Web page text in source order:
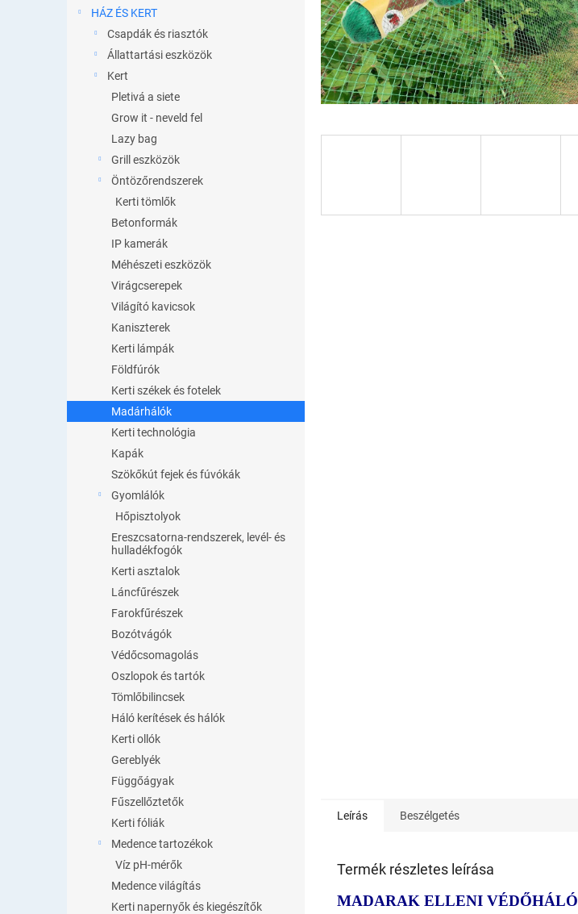
HÁZ ÉS KERT
Csapdák és riasztók
Állattartási eszközök
Kert
Pletivá a siete
Grow it - neveld fel
Lazy bag
Grill eszközök
Öntözőrendszerek
Kerti tömlők
Betonformák
IP kamerák
Méhészeti eszközök
Virágcserepek
Világító kavicsok
Kaniszterek
Kerti lámpák
Földfúrók
Kerti székek és fotelek
Madárhálók
Kerti technológia
Kapák
Szökőkút fejek és fúvókák
Gyomlálók
Hőpisztolyok
Ereszcsatorna-rendszerek, levél- és
hulladékfogók
Kerti asztalok
Láncfűrészek
Farokfűrészek
Bozótvágók
Védőcsomagolás
Oszlopok és tartók
Tömlőbilincsek
Háló kerítések és hálók
Kerti ollók
Gereblyék
Függőágyak
Fűszellőztetők
Kerti fóliák
Medence tartozékok
Víz pH-mérők
Medence világítás
Kerti napernyők és kiegészítők
Leírás Beszélgetés
Termék részletes leírása
MADARAK ELLENI VÉDŐHÁLÓ